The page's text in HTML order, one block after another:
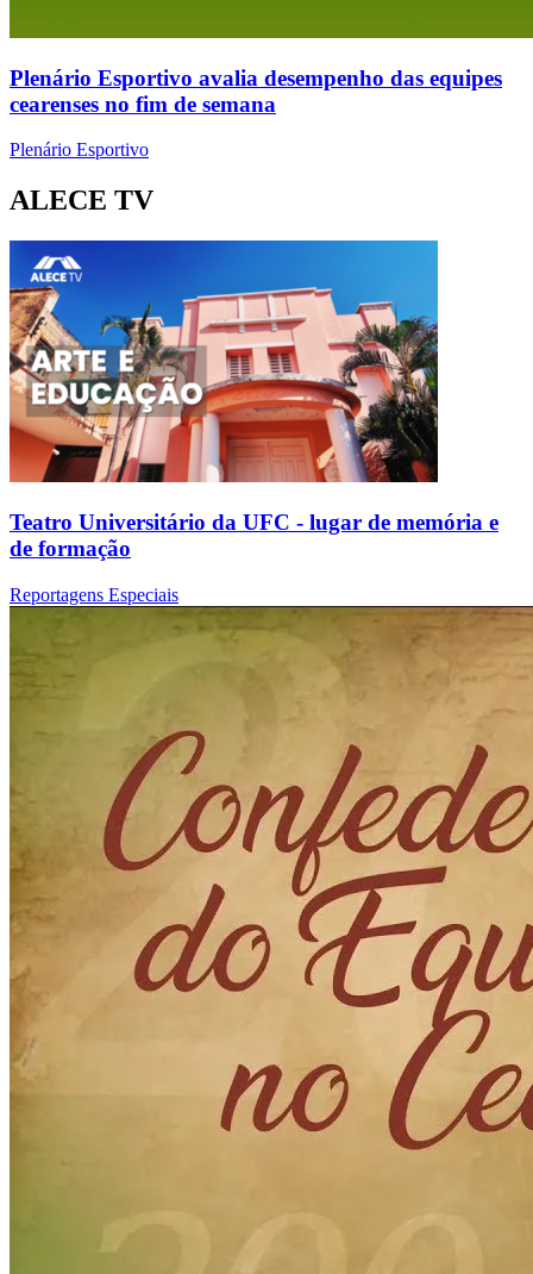
Plenário Esportivo avalia desempenho das equipes
cearenses no fim de semana
Plenário Esportivo
ALECE TV
Teatro Universitário da UFC - lugar de memória e
de formação
Reportagens Especiais